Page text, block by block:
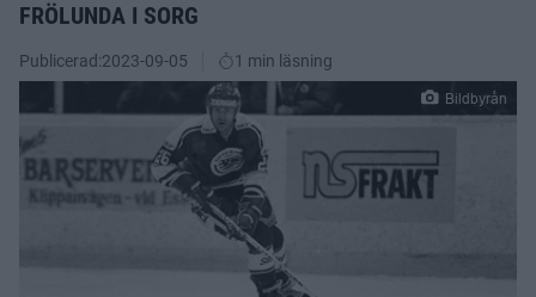
FRÖLUNDA I SORG
Publicerad:2023-09-05 1 min läsning
Bildbyrån